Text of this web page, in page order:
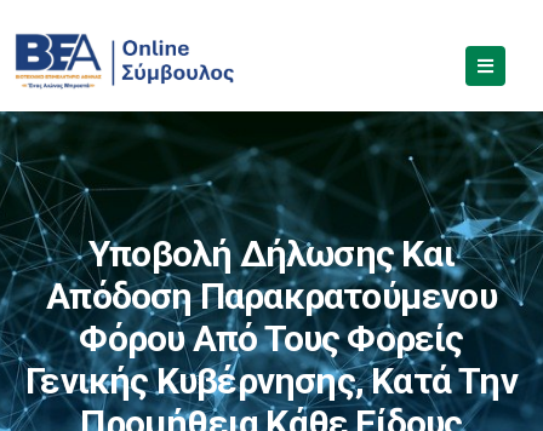
Υποβολή Δήλωσης Και
Απόδοση Παρακρατούμενου
Φόρου Από Τους Φορείς
Γενικής Κυβέρνησης, Κατά Την